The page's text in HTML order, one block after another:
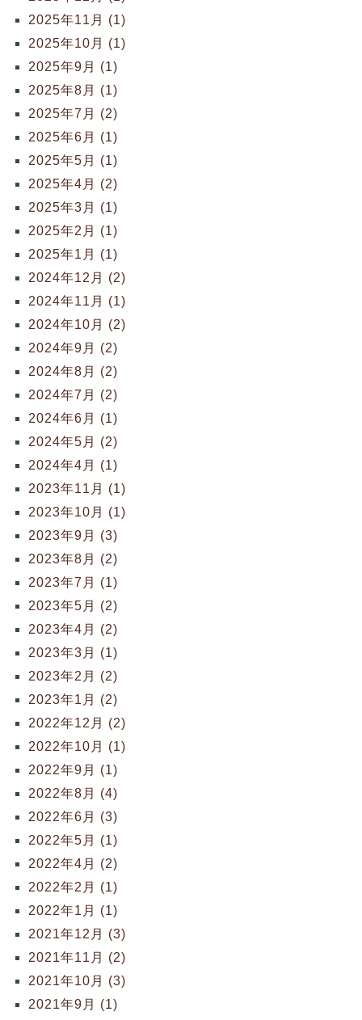
2025年11月 (1)
2025年10月 (1)
2025年9月 (1)
2025年8月 (1)
2025年7月 (2)
2025年6月 (1)
2025年5月 (1)
2025年4月 (2)
2025年3月 (1)
2025年2月 (1)
2025年1月 (1)
2024年12月 (2)
2024年11月 (1)
2024年10月 (2)
2024年9月 (2)
2024年8月 (2)
2024年7月 (2)
2024年6月 (1)
2024年5月 (2)
2024年4月 (1)
2023年11月 (1)
2023年10月 (1)
2023年9月 (3)
2023年8月 (2)
2023年7月 (1)
2023年5月 (2)
2023年4月 (2)
2023年3月 (1)
2023年2月 (2)
2023年1月 (2)
2022年12月 (2)
2022年10月 (1)
2022年9月 (1)
2022年8月 (4)
2022年6月 (3)
2022年5月 (1)
2022年4月 (2)
2022年2月 (1)
2022年1月 (1)
2021年12月 (3)
2021年11月 (2)
2021年10月 (3)
2021年9月 (1)